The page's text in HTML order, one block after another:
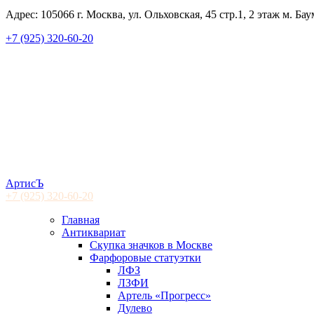
Адрес: 105066 г. Москва, ул. Ольховская, 45 стр.1, 2 этаж м.
+7 (925) 320-60-20
АртисЪ
+7 (925) 320-60-20
Главная
Антиквариат
Скупка значков в Москве
Фарфоровые статуэтки
ЛФЗ
ЛЗФИ
Артель «Прогресс»
Дулево